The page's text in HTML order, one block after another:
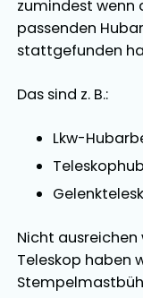
zumindest wenn
passenden
stattgefunden
Das sind z. B.:
Lkw-
Nicht ausreichen
Teleskop haben